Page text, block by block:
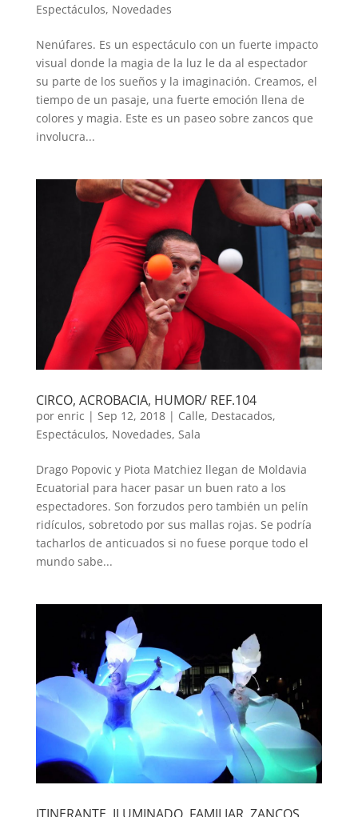
Espectáculos, Novedades
Nenúfares. Es un espectáculo con un fuerte impacto
visual donde la magia de la luz le da al espectador
su parte de los sueños y la imaginación. Creamos, el
tiempo de un pasaje, una fuerte emoción llena de
colores y magia. Este es un paseo sobre zancos que
involucra...
CIRCO, ACROBACIA, HUMOR/ REF.104
por enric | Sep 12, 2018| Calle, Destacados,
Espectáculos, Novedades, Sala
Drago Popovic y Piota Matchiez llegan de Moldavia
Ecuatorial para hacer pasar un buen rato a los
espectadores. Son forzudos pero también un pelín
ridículos, sobretodo por sus mallas rojas. Se podría
tacharlos de anticuados si no fuese porque todo el
mundo sabe...